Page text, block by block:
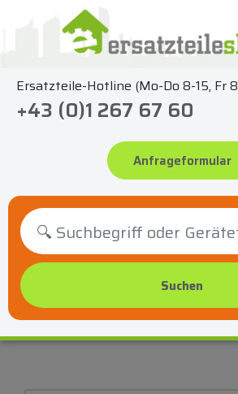
springen
Ersatzteile-Hotline (Mo-Do 8-15, Fr
+43 (0)1 267 67 60
Anfrageformular